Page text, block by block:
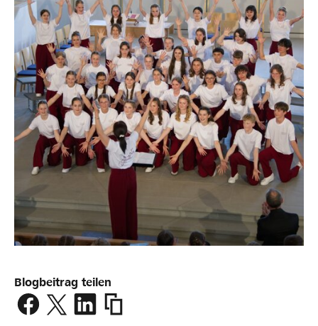
Blogbeitrag teilen
https://www.lokalhelden.ch/it/ar-
goes-